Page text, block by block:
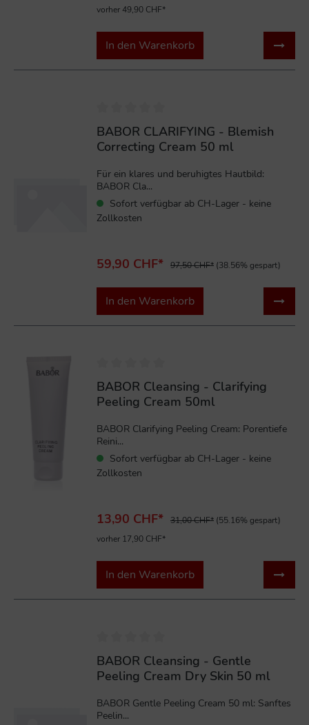
vorher 49,90 CHF*
In den Warenkorb
BABOR CLARIFYING - Blemish
Correcting Cream 50 ml
Für ein klares und beruhigtes Hautbild:
BABOR Cla...
Sofort verfügbar ab CH-Lager - keine
Zollkosten
59,90 CHF* 97,50 CHF* (38.56% gespart)
In den Warenkorb
BABOR Cleansing - Clarifying
Peeling Cream 50ml
BABOR Clarifying Peeling Cream: Porentiefe
Reini...
Sofort verfügbar ab CH-Lager - keine
Zollkosten
13,90 CHF* 31,00 CHF* (55.16% gespart)
vorher 17,90 CHF*
In den Warenkorb
BABOR Cleansing - Gentle
Peeling Cream Dry Skin 50 ml
BABOR Gentle Peeling Cream 50 ml: Sanftes
Peelin...